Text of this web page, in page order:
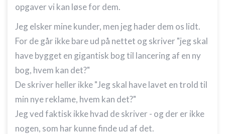
opgaver vi kan løse for dem.
Jeg elsker mine kunder, men jeg hader dem os lidt.
For de går ikke bare ud på nettet og skriver "jeg skal
have bygget en gigantisk bog til lancering af en ny
bog, hvem kan det?"
De skriver heller ikke "Jeg skal have lavet en trold til
min nye reklame, hvem kan det?"
Jeg ved faktisk ikke hvad de skriver - og der er ikke
nogen, som har kunne finde ud af det.